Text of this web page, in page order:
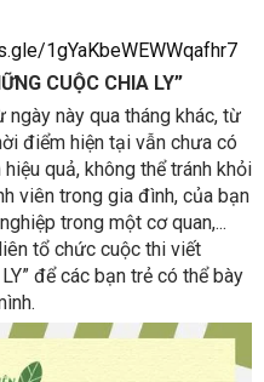
1gYaKbeWEWWqafhr7
CUỘC CHIA LY”
này qua tháng khác, từ
điểm hiện tại vẫn chưa có
quả, không thể tránh khỏi
viên trong gia đình, của bạn
trong một cơ quan,...
tổ chức cuộc thi viết
để các bạn trẻ có thể bày